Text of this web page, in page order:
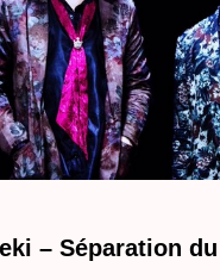
– Séparation